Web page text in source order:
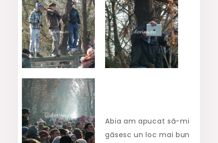
Abia am apucat să-mi
găsesc un loc mai bun